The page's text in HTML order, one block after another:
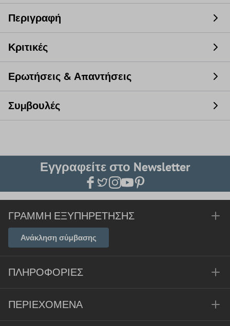
Περιγραφή
Κριτικές
Ερωτήσεις & Απαντήσεις
Συμβουλές
Εγγραφείτε στο Newsletter
ΓΡΑΜΜΉ ΕΞΥΠΗΡΈΤΗΣΗΣ
Ανάκληση σύμβασης
ΠΛΗΡΟΦΟΡΊΕΣ
ΠΕΡΙΕΧΌΜΕΝΑ